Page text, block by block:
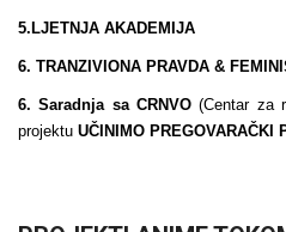
5.LJETNJA AKADEMIJA
6. TRANZIVIONA PRAVDA &
6. Saradnja sa CRNVO(Centar za
projektu UČINIMO PREGOVARAČKI